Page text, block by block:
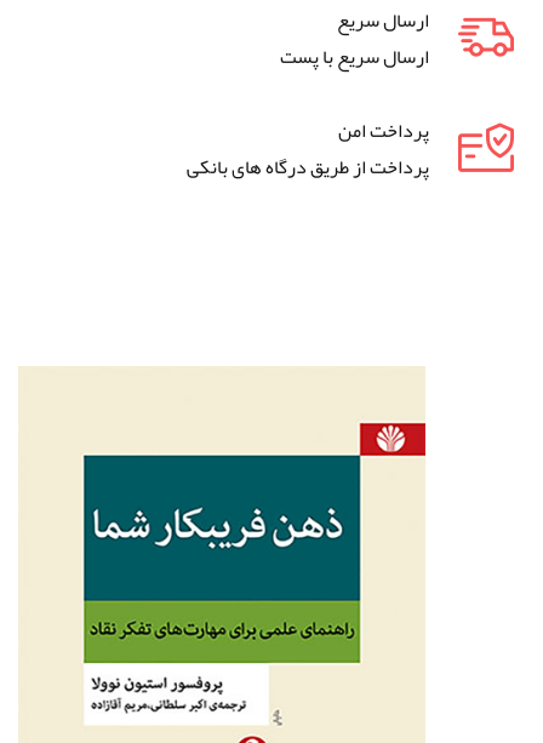
ارسال سریع
ارسال سریع با پست
پرداخت امن
پرداخت از طریق درگاه های بانکی